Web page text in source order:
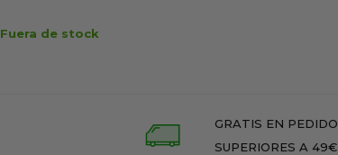
Fuera de stock
GRATIS EN
SUPERIORES A 49€